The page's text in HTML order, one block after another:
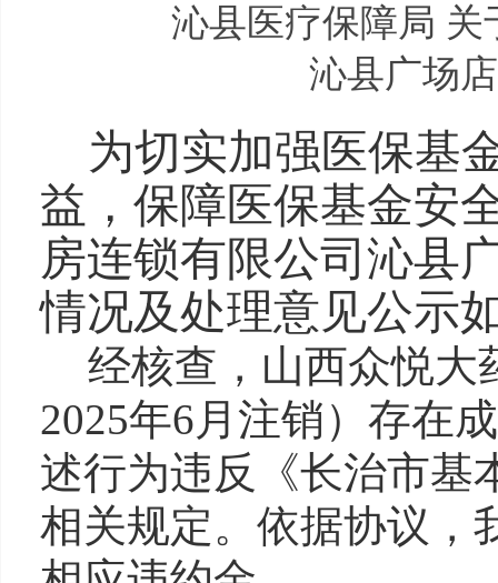
沁县医疗保障局
沁县广场
为切实加强医保基
益，保障医保基金安
房连锁有限公司沁县
情况及处理意见公示
经核查，山西众悦大
2025年6月注销）存在
述行为违反《长治市基
相关规定。依据协议，